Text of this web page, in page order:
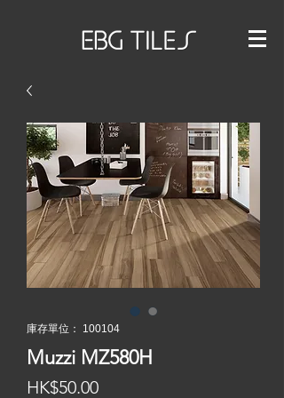
庫存單位： 100104
Muzzi MZ580H
HK$50.00價